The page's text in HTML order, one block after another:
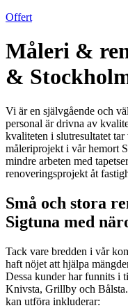
Offert
Måleri &
&
Vi är en självgående och
personal är drivna av
kvaliteten i slutresultatet
måleriprojekt i vår hemort
mindre arbeten med
renoveringsprojekt åt
Små och stora
Sigtuna med
Tack vare bredden i vår
haft nöjet att hjälpa
Dessa kunder har funnits i
Knivsta, Grillby och
kan utföra inkluderar: